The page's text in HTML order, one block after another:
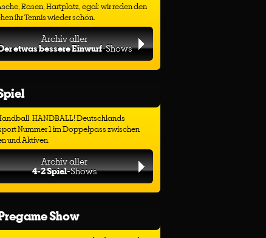
Rasen, Hartplatz, egal: wir reden den
ihr Tennis wieder schön.
Archiv aller
etwas bessere Einwurf-Shows
HANDBALL! Deutschlands
Nummer 1 im Doppelpass zwischen
und Aktiven.
Archiv aller
4-2 Spiel-Shows
Show